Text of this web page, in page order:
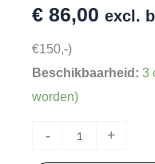
€ 86,00 excl.
€150,-)
Beschikbaarheid: 3
worden)
- +